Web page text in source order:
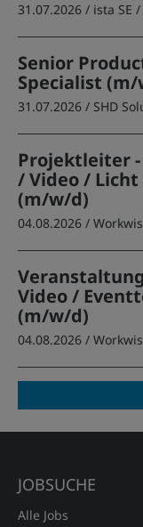
31.07.2026 / ista SE /
Senior
Specialist
31.07.2026 / SHD
Projektleiter
/ Video /
(m/w/d)
04.08.2026 /
Video /
(m/w/d)
04.08.2026 /
JOBSUCHE
Alle Jobs